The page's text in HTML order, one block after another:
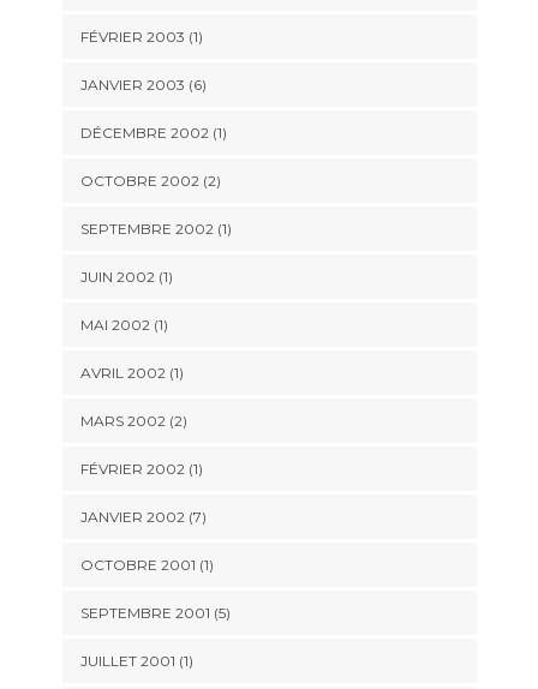
FÉVRIER 2003 (1)
JANVIER 2003 (6)
DÉCEMBRE 2002 (1)
OCTOBRE 2002 (2)
SEPTEMBRE 2002 (1)
JUIN 2002 (1)
MAI 2002 (1)
AVRIL 2002 (1)
MARS 2002 (2)
FÉVRIER 2002 (1)
JANVIER 2002 (7)
OCTOBRE 2001 (1)
SEPTEMBRE 2001 (5)
JUILLET 2001 (1)